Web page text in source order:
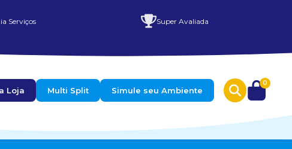
Serviços Super Avaliada
Loja Multi Split Simule seu Ambiente
0